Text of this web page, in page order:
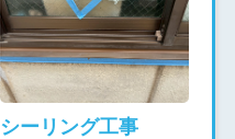
シーリング工事